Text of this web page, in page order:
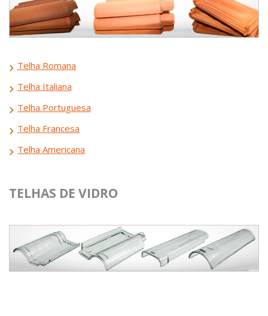
Telha Romana
Telha Italiana
Telha Portuguesa
Telha Francesa
Telha Americana
TELHAS DE VIDRO